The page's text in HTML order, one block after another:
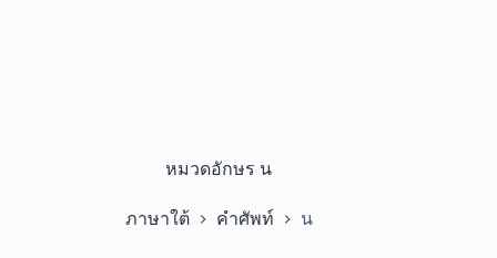
หมวดอักษร น
ภาษาใต้ คำศัพท์ น